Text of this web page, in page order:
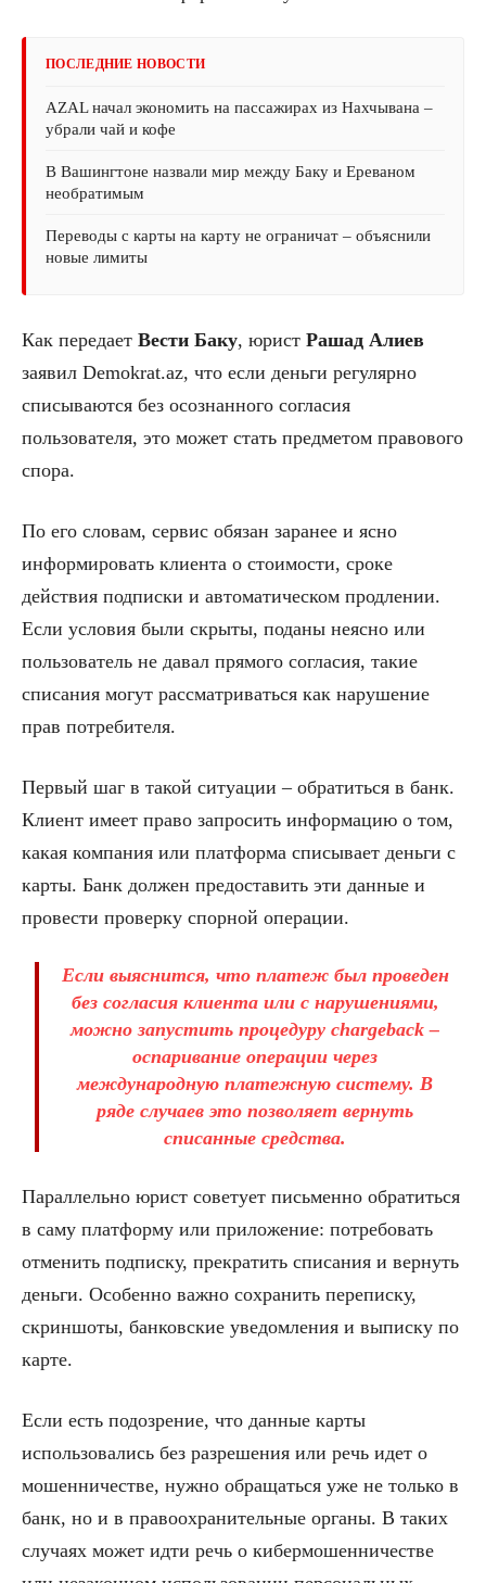
ПОСЛЕДНИЕ НОВОСТИ
AZAL начал экономить на пассажирах из Нахчывана –
убрали чай и кофе
В Вашингтоне назвали мир между Баку и Ереваном
необратимым
Переводы с карты на карту не ограничат – объяснили
новые лимиты
Как передает Вести Баку, юрист Рашад Алиев
заявил Demokrat.az, что если деньги регулярно
списываются без осознанного согласия
пользователя, это может стать предметом правового
спора.
По его словам, сервис обязан заранее и ясно
информировать клиента о стоимости, сроке
действия подписки и автоматическом продлении.
Если условия были скрыты, поданы неясно или
пользователь не давал прямого согласия, такие
списания могут рассматриваться как нарушение
прав потребителя.
Первый шаг в такой ситуации – обратиться в банк.
Клиент имеет право запросить информацию о том,
какая компания или платформа списывает деньги с
карты. Банк должен предоставить эти данные и
провести проверку спорной операции.
Если выяснится, что платеж был проведен
без согласия клиента или с нарушениями,
можно запустить процедуру chargeback –
оспаривание операции через
международную платежную систему. В
ряде случаев это позволяет вернуть
списанные средства.
Параллельно юрист советует письменно обратиться
в саму платформу или приложение: потребовать
отменить подписку, прекратить списания и вернуть
деньги. Особенно важно сохранить переписку,
скриншоты, банковские уведомления и выписку по
карте.
Если есть подозрение, что данные карты
использовались без разрешения или речь идет о
мошенничестве, нужно обращаться уже не только в
банк, но и в правоохранительные органы. В таких
случаях может идти речь о кибермошенничестве